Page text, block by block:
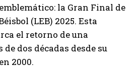
la Gran Final de
(LEB) 2025. Esta
el retorno de una
dos décadas desde su
2000.